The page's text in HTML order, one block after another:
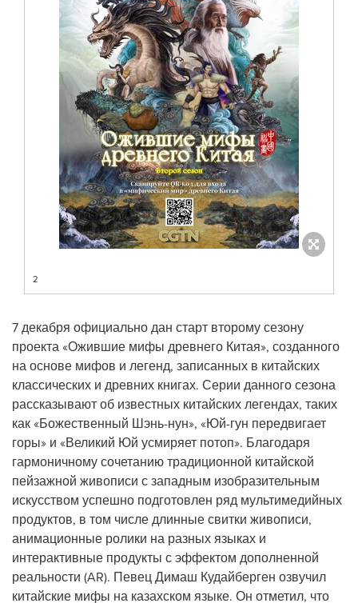
2
7 декабря официально дан старт второму сезону
проекта «Ожившие мифы древнего Китая», созданного
на основе мифов и легенд, записанных в китайских
классических и древних книгах. Серии данного сезона
рассказывают об известных китайских легендах, таких
как «Божественный Шэнь-нун», «Юй-гун передвигает
горы» и «Великий Юй усмиряет потоп». Благодаря
гармоничному сочетанию традиционной китайской
пейзажной живописи с западным изобразительным
искусством успешно подготовлен ряд мультимедийных
продуктов, в том числе длинные свитки живописи,
анимационные ролики на разных языках и
интерактивные продукты с эффектом дополненной
реальности (AR). Певец Димаш Кудайберген озвучил
китайские мифы на казахском языке. Он отметил, что